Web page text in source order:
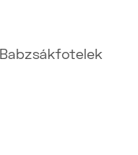
Babzsákfotelek